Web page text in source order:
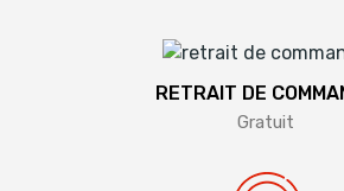
RETRAIT DE
Gratuit